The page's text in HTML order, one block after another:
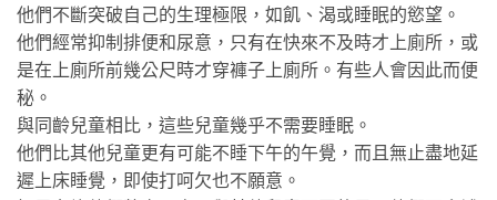
他們不斷突破自己的生理極限，如飢、渴或睡眠的慾望。
他們經常抑制排便和尿意，只有在快來不及時才上廁所，或
是在上廁所前幾公尺時才穿褲子上廁所。有些人會因此而便
秘。
與同齡兒童相比，這些兒童幾乎不需要睡眠。
他們比其他兒童更有可能不睡下午的午覺，而且無止盡地延
遲上床睡覺，即使打呵欠也不願意。